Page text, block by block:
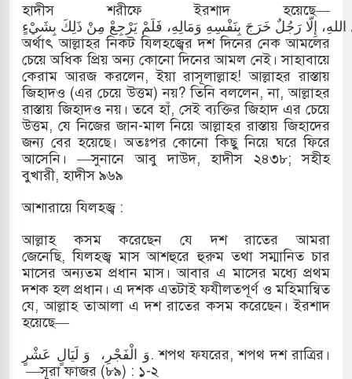
হাদীস শরীফে ইরশাদ হয়েছে—
اللهِ، إِلّا رَجُلٌ خَرَجَ بِنَفْسِهِ وَمَالِهِ، فَلَمْ يَرْجِعْ مِنْ ذَلِكَ بِشَيْءٍ.
অর্থাৎ আল্লাহর নিকট যিলহজ্বের দশ দিনের নেক আমলের
চেয়ে অধিক প্রিয় অন্য কোনো দিনের আমল নেই। সাহাবায়ে
কেরাম আরজ করলেন, ইয়া রাসূলাল্লাহ! আল্লাহর রাস্তায়
জিহাদও (এর চেয়ে উত্তম) নয়? তিনি বললেন, না, আল্লাহর
রাস্তায় জিহাদও নয়। তবে হাঁ, সেই ব্যক্তির জিহাদ এর চেয়ে
উত্তম, যে নিজের জান-মাল নিয়ে আল্লাহর রাস্তায় জিহাদের
জন্য বের হয়েছে। অতঃপর কোনো কিছু নিয়ে ঘরে ফিরে
আসেনি। —সুনানে আবু দাউদ, হাদীস ২৪৩৮; সহীহ
বুখারী, হাদীস ৯৬৯
আশারায়ে যিলহজ্ব :
আল্লাহ কসম করেছেন যে দশ রাতের আমরা
জেনেছি, যিলহজ্ব মাস আশহুরে হুরুম তথা সম্মানিত চার
মাসের অন্যতম প্রধান মাস। আবার এ মাসের মধ্যে প্রথম
দশক হল প্রধান। এ দশক এতটাই ফযীলতপূর্ণ ও মহিমান্বিত
যে, আল্লাহ তাআলা এ দশ রাতের কসম করেছেন। ইরশাদ
হয়েছে—
وَ الْفَجْرِ، وَ لَيَالٍ عَشْرٍ. শপথ ফযরের, শপথ দশ রাত্রির।
—সূরা ফাজর (৮৯) : ১-২